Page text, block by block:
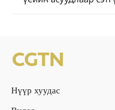
Нүүр хуудас